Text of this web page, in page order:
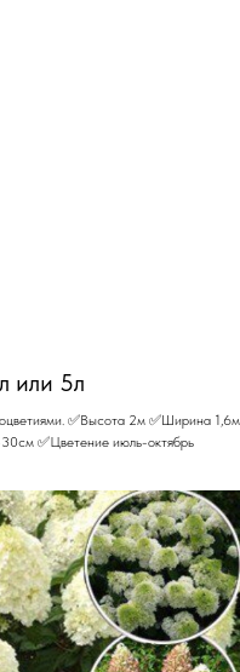
или 5л
✅Высота 2м ✅Ширина 1,6м
✅Цветение июль-октябрь